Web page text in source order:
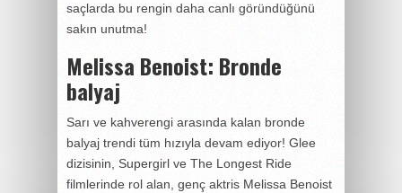
saçlarda bu rengin daha canlı göründüğünü
sakın unutma!
Melissa Benoist: Bronde
balyaj
Sarı ve kahverengi arasında kalan bronde
balyaj trendi tüm hızıyla devam ediyor! Glee
dizisinin, Supergirl ve The Longest Ride
filmlerinde rol alan, genç aktris Melissa Benoist